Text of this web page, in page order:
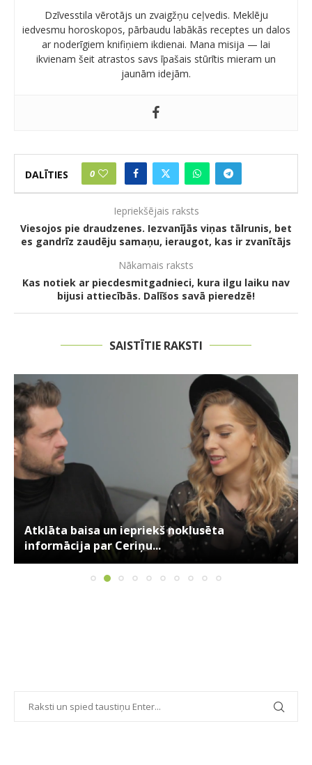
Dzīvesstila vērotājs un zvaigžņu ceļvedis. Meklēju
iedvesmu horoskopos, pārbaudu labākās receptes un dalos
ar noderīgiem knifiņiem ikdienai. Mana misija — lai
ikvienam šeit atrastos savs īpašais stūrītis mieram un
jaunām idejām.
DALĪTIES 0
Iepriekšējais raksts
Viesojos pie draudzenes. Iezvanījās viņas tālrunis, bet
es gandrīz zaudēju samaņu, ieraugot, kas ir zvanītājs
Nākamais raksts
Kas notiek ar piecdesmitgadnieci, kura ilgu laiku nav
bijusi attiecībās. Dalīšos savā pieredzē!
SAISTĪTIE RAKSTI
Atklāta baisa un iepriekš noklusēta
informācija par Ceriņu...